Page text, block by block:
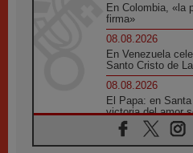
En Colombia, «la
firma»
08.08.2026
En Venezuela
Santo Cristo de
08.08.2026
El Papa: en
victoria del amor
08.08.2026
León XIV visitará